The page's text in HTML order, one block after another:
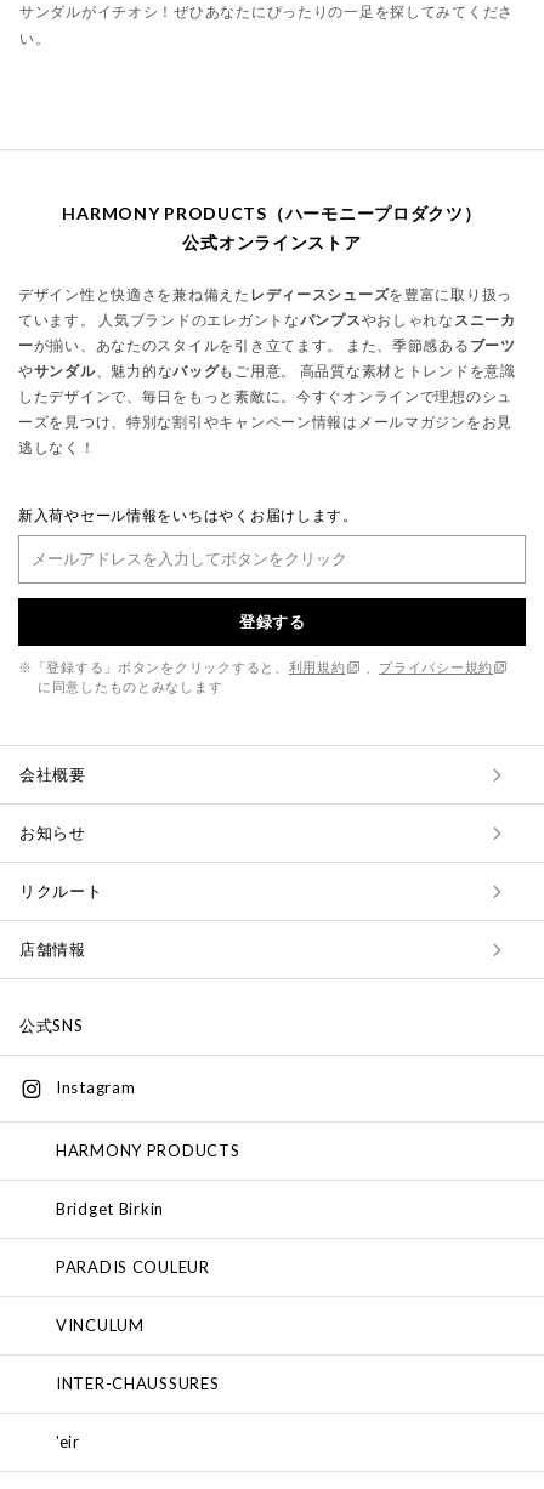
サンダルがイチオシ！ぜひあなたにぴったりの一足を探してみてくださ
い。
HARMONY PRODUCTS（ハーモニープロダクツ）
公式オンラインストア
デザイン性と快適さを兼ね備えた レディースシューズを豊富に取り扱っ
ています。 人気ブランドのエレガントなパンプスやおしゃれな スニーカ
ーが揃い、あなたのスタイルを引き立てます。 また、季節感ある ブーツ
やサンダル、魅力的なバッグもご用意。 高品質な素材とトレンドを意識
したデザインで、毎日をもっと素敵に。今すぐオンラインで理想のシュ
ーズを見つけ、特別な割引やキャンペーン情報はメールマガジンをお見
逃しなく！
新入荷やセール情報をいちはやくお届けします。
登録する
※「登録する」ボタンをクリックすると、 利用規約
プライバシー規約
に同意したものとみなします
会社概要
お知らせ
リクルート
店舗情報
公式SNS
Instagram
HARMONY PRODUCTS
Bridget Birkin
PARADIS COULEUR
VINCULUM
INTER-CHAUSSURES
'eir